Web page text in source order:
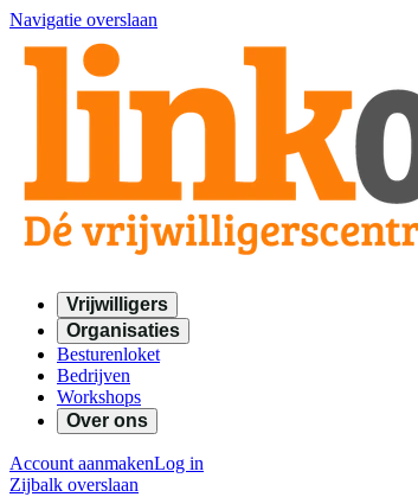
Navigatie overslaan
Vrijwilligers
Organisaties
Besturenloket
Bedrijven
Workshops
Over ons
Account aanmakenLog in
Zijbalk overslaan